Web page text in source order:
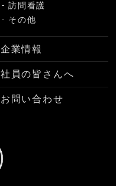
訪問看護
その他
企業情報
社員の皆さんへ
お問い合わせ